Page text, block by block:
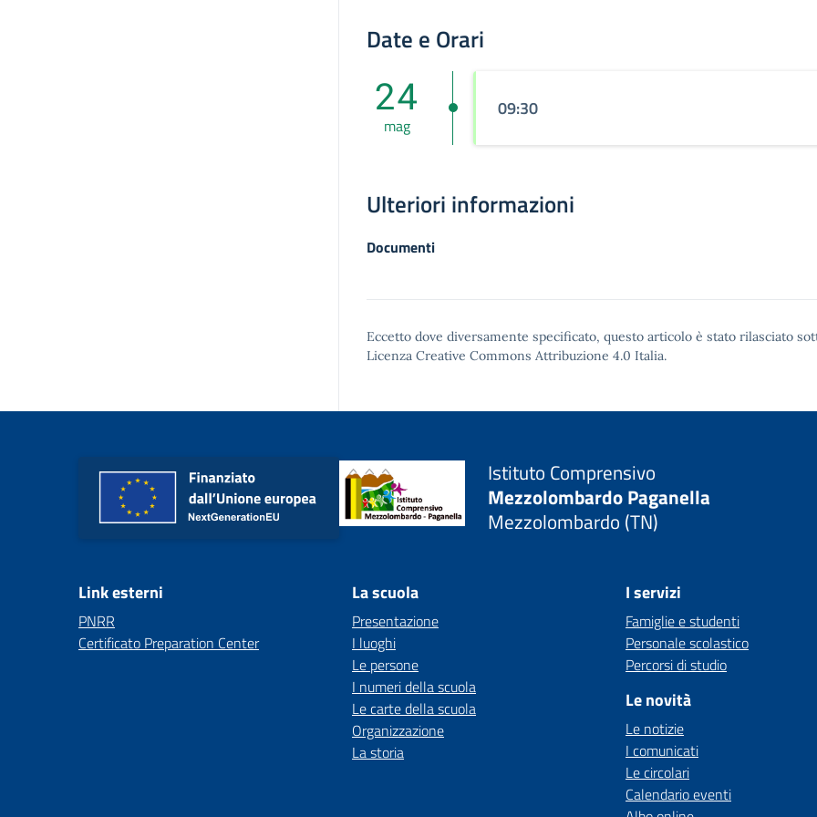
Date e Orari
24
mag
09:30
Ulteriori informazioni
Documenti
Eccetto dove diversamente specificato, questo articolo è stato rilasciato
Licenza Creative Commons Attribuzione 4.0 Italia.
Istituto Comprensivo
Mezzolombardo Paganella
Mezzolombardo (TN)
Link esterni
PNRR
Certificato Preparation Center
La scuola
Presentazione
I luoghi
Le persone
I numeri della scuola
Le carte della scuola
Organizzazione
La storia
I servizi
Famiglie e studenti
Personale scolastico
Percorsi di studio
Le novità
Le notizie
I comunicati
Le circolari
Calendario eventi